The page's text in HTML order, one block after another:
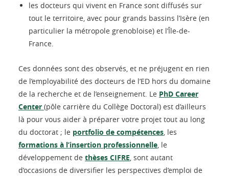
les docteurs qui vivent en France sont diffusés sur
tout le territoire, avec pour grands bassins l’Isère (en
particulier la métropole grenobloise) et l’Île-de-
France.
Ces données sont des observés, et ne préjugent en rien
de l’employabilité des docteurs de l’ED hors du domaine
de la recherche et de l’enseignement. Le PhD Career
Center (pôle carrière du Collège Doctoral) est d’ailleurs
là pour vous aider à préparer votre projet tout au long
du doctorat ; le portfolio de compétences, les
formations à l’insertion professionnelle, le
développement de thèses CIFRE, sont autant
d’occasions de diversifier les perspectives d’emploi de